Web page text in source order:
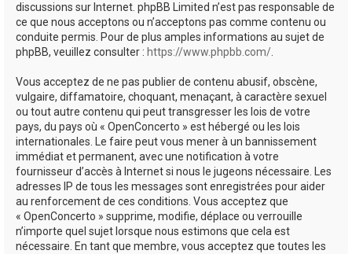
discussions sur Internet. phpBB Limited n’est pas responsable de
ce que nous acceptons ou n’acceptons pas comme contenu ou
conduite permis. Pour de plus amples informations au sujet de
phpBB, veuillez consulter : https://www.phpbb.com/.
Vous acceptez de ne pas publier de contenu abusif, obscène,
vulgaire, diffamatoire, choquant, menaçant, à caractère sexuel
ou tout autre contenu qui peut transgresser les lois de votre
pays, du pays où « OpenConcerto » est hébergé ou les lois
internationales. Le faire peut vous mener à un bannissement
immédiat et permanent, avec une notification à votre
fournisseur d’accès à Internet si nous le jugeons nécessaire. Les
adresses IP de tous les messages sont enregistrées pour aider
au renforcement de ces conditions. Vous acceptez que
« OpenConcerto » supprime, modifie, déplace ou verrouille
n’importe quel sujet lorsque nous estimons que cela est
nécessaire. En tant que membre, vous acceptez que toutes les